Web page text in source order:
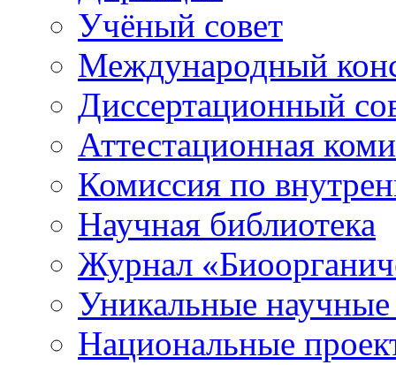
Учёный совет
Международный
Диссертационный
Аттестационная
Комиссия по
Научная библиотека
Журнал
Уникальные научные
Национальные